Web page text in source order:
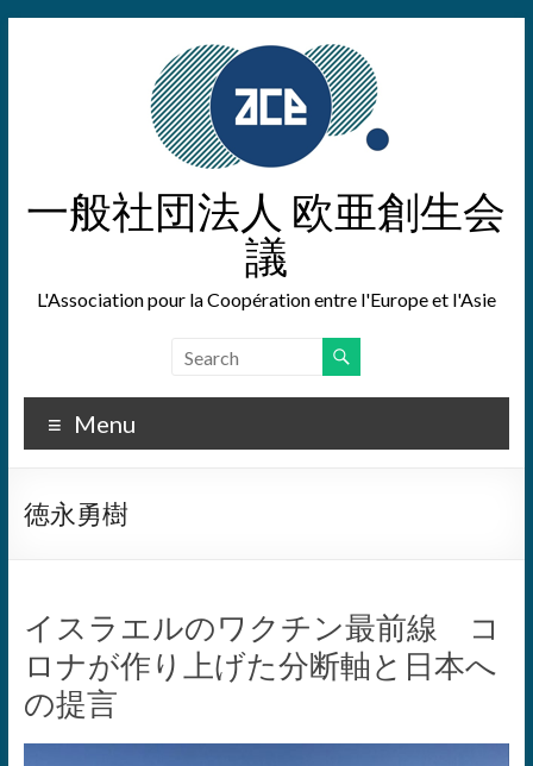
一般社団法人 欧亜創生会
議
L'Association pour la Coopération entre l'Europe et l'Asie
Menu
徳永勇樹
イスラエルのワクチン最前線 コ
ロナが作り上げた分断軸と日本へ
の提言